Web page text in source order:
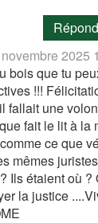
2025
bois que tu
!!!
fallait une
fait le lit à la
ce que
mêmes
Ils étaient où ?
la justice